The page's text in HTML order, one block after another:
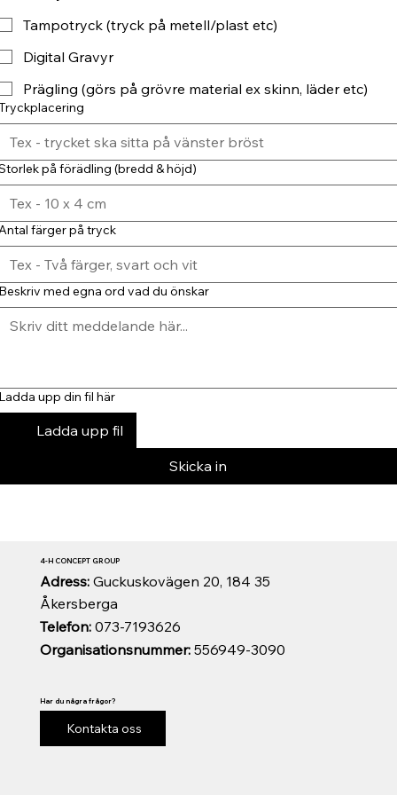
Tampotryck (tryck på metell/plast etc)
Digital Gravyr
Prägling (görs på grövre material ex skinn, läder etc)
på förädling (bredd & höjd)
färger på tryck
med egna ord vad du önskar
upp din fil här
Ladda upp fil
Skicka in
Organisationsnummer:556949-3090
Telefon:073-7193626
Adress: Guckuskovägen 20, 184 35
Åkersberga
4-H CONCEPT GROUP
Har du några frågor?
Kontakta oss